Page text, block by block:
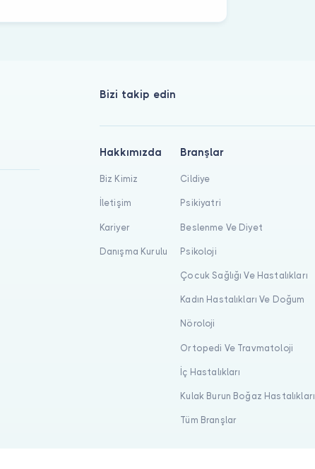
Bizi takip edin
Hakkımızda
Biz Kimiz
İletişim
Kariyer
Danışma Kurulu
Branşlar
Cildiye
Psikiyatri
Beslenme Ve Diyet
Psikoloji
Çocuk Sağlığı Ve Hastalıkları
Kadın Hastalıkları Ve Doğum
Nöroloji
Ortopedi Ve Travmatoloji
İç Hastalıkları
Kulak Burun Boğaz Hastalıkları
Tüm Branşlar